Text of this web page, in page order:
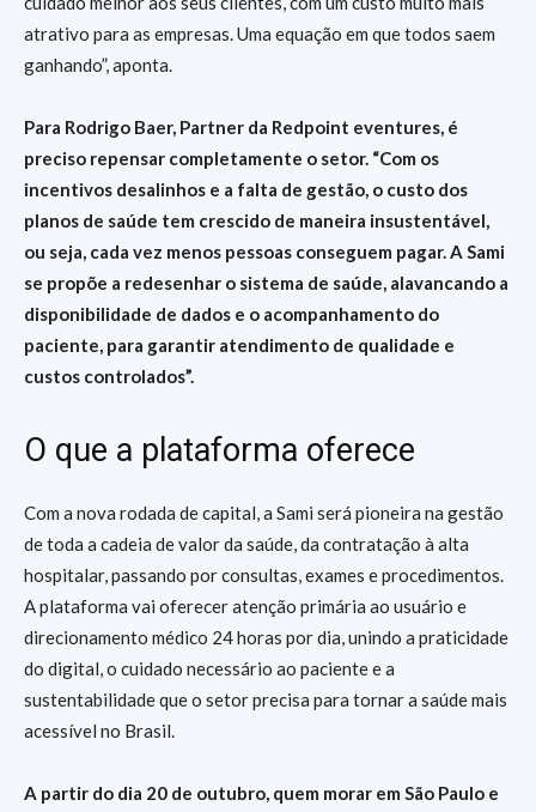
atrativo para as empresas. Uma equação em que todos saem
ganhando”, aponta.
Para Rodrigo Baer, Partner da Redpoint eventures, é
preciso repensar completamente o setor. “Com os
incentivos desalinhos e a falta de gestão, o custo dos
planos de saúde tem crescido de maneira insustentável,
ou seja, cada vez menos pessoas conseguem pagar. A Sami
se propõe a redesenhar o sistema de saúde, alavancando a
disponibilidade de dados e o acompanhamento do
paciente, para garantir atendimento de qualidade e
custos controlados”.
O que a plataforma oferece
Com a nova rodada de capital, a Sami será pioneira na gestão
de toda a cadeia de valor da saúde, da contratação à alta
hospitalar, passando por consultas, exames e procedimentos.
A plataforma vai oferecer atenção primária ao usuário e
direcionamento médico 24 horas por dia, unindo a praticidade
do digital, o cuidado necessário ao paciente e a
sustentabilidade que o setor precisa para tornar a saúde mais
acessível no Brasil.
A partir do dia 20 de outubro, quem morar em São Paulo e